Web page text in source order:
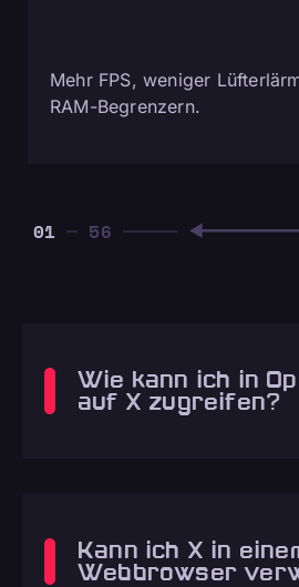
Mehr FPS, weniger
RAM-Begrenzern.
01
Wie kann ich in
auf X zugreifen?
Kann ich X in
Webbrowser